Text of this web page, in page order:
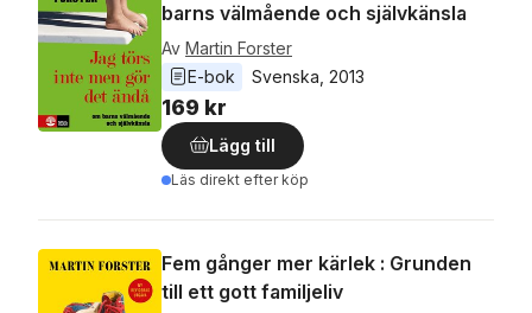
barns välmående och självkänsla
Av Martin Forster
E-bok
Svenska 2013
169 kr
Lägg till
Läs direkt efter köp
Fem gånger mer kärlek : Grunden
till ett gott familjeliv